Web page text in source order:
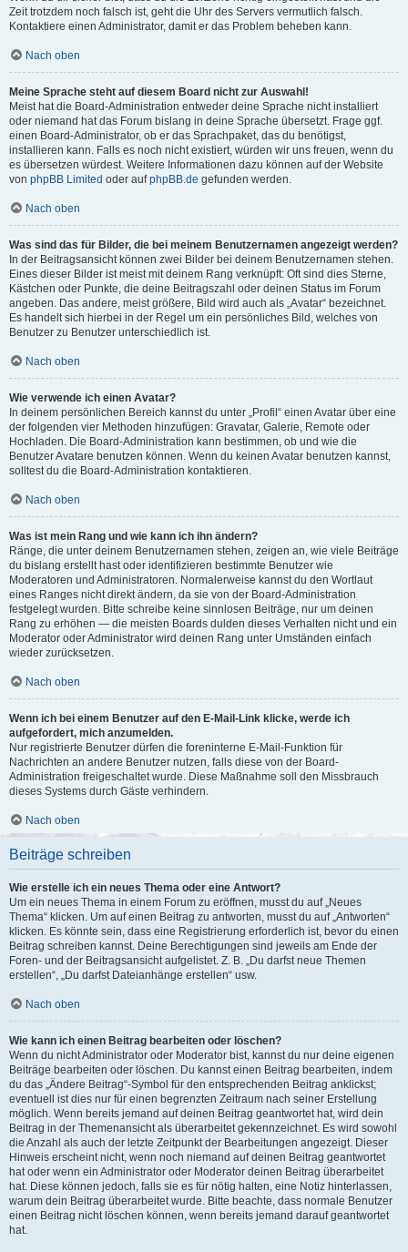
Zeit trotzdem noch falsch ist, geht die Uhr des Servers vermutlich falsch.
Kontaktiere einen Administrator, damit er das Problem beheben kann.
Nach oben
Meine Sprache steht auf diesem Board nicht zur Auswahl!
Meist hat die Board-Administration entweder deine Sprache nicht installiert
oder niemand hat das Forum bislang in deine Sprache übersetzt. Frage ggf.
einen Board-Administrator, ob er das Sprachpaket, das du benötigst,
installieren kann. Falls es noch nicht existiert, würden wir uns freuen, wenn du
es übersetzen würdest. Weitere Informationen dazu können auf der Website
von phpBB Limited oder aufphpBB.de gefunden werden.
Nach oben
Was sind das für Bilder, die bei meinem Benutzernamen angezeigt werden?
In der Beitragsansicht können zwei Bilder bei deinem Benutzernamen stehen.
Eines dieser Bilder ist meist mit deinem Rang verknüpft: Oft sind dies Sterne,
Kästchen oder Punkte, die deine Beitragszahl oder deinen Status im Forum
angeben. Das andere, meist größere, Bild wird auch als „Avatar“ bezeichnet.
Es handelt sich hierbei in der Regel um ein persönliches Bild, welches von
Benutzer zu Benutzer unterschiedlich ist.
Nach oben
Wie verwende ich einen Avatar?
In deinem persönlichen Bereich kannst du unter „Profil“ einen Avatar über eine
der folgenden vier Methoden hinzufügen: Gravatar, Galerie, Remote oder
Hochladen. Die Board-Administration kann bestimmen, ob und wie die
Benutzer Avatare benutzen können. Wenn du keinen Avatar benutzen kannst,
solltest du die Board-Administration kontaktieren.
Nach oben
Was ist mein Rang und wie kann ich ihn ändern?
Ränge, die unter deinem Benutzernamen stehen, zeigen an, wie viele Beiträge
du bislang erstellt hast oder identifizieren bestimmte Benutzer wie
Moderatoren und Administratoren. Normalerweise kannst du den Wortlaut
eines Ranges nicht direkt ändern, da sie von der Board-Administration
festgelegt wurden. Bitte schreibe keine sinnlosen Beiträge, nur um deinen
Rang zu erhöhen — die meisten Boards dulden dieses Verhalten nicht und ein
Moderator oder Administrator wird deinen Rang unter Umständen einfach
wieder zurücksetzen.
Nach oben
Wenn ich bei einem Benutzer auf den E-Mail-Link klicke, werde ich
aufgefordert, mich anzumelden.
Nur registrierte Benutzer dürfen die foreninterne E-Mail-Funktion für
Nachrichten an andere Benutzer nutzen, falls diese von der Board-
Administration freigeschaltet wurde. Diese Maßnahme soll den Missbrauch
dieses Systems durch Gäste verhindern.
Nach oben
Beiträge schreiben
Wie erstelle ich ein neues Thema oder eine Antwort?
Um ein neues Thema in einem Forum zu eröffnen, musst du auf „Neues
Thema“ klicken. Um auf einen Beitrag zu antworten, musst du auf „Antworten“
klicken. Es könnte sein, dass eine Registrierung erforderlich ist, bevor du einen
Beitrag schreiben kannst. Deine Berechtigungen sind jeweils am Ende der
Foren- und der Beitragsansicht aufgelistet. Z. B. „Du darfst neue Themen
erstellen“, „Du darfst Dateianhänge erstellen“ usw.
Nach oben
Wie kann ich einen Beitrag bearbeiten oder löschen?
Wenn du nicht Administrator oder Moderator bist, kannst du nur deine eigenen
Beiträge bearbeiten oder löschen. Du kannst einen Beitrag bearbeiten, indem
du das „Ändere Beitrag“-Symbol für den entsprechenden Beitrag anklickst;
eventuell ist dies nur für einen begrenzten Zeitraum nach seiner Erstellung
möglich. Wenn bereits jemand auf deinen Beitrag geantwortet hat, wird dein
Beitrag in der Themenansicht als überarbeitet gekennzeichnet. Es wird sowohl
die Anzahl als auch der letzte Zeitpunkt der Bearbeitungen angezeigt. Dieser
Hinweis erscheint nicht, wenn noch niemand auf deinen Beitrag geantwortet
hat oder wenn ein Administrator oder Moderator deinen Beitrag überarbeitet
hat. Diese können jedoch, falls sie es für nötig halten, eine Notiz hinterlassen,
warum dein Beitrag überarbeitet wurde. Bitte beachte, dass normale Benutzer
einen Beitrag nicht löschen können, wenn bereits jemand darauf geantwortet
hat.